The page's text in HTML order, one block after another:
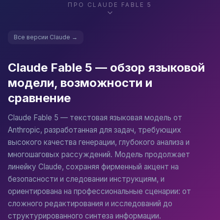
ПРО CLAUDE FABLE 5
Все версии Claude →
Claude Fable 5 — обзор языковой
модели, возможности и
сравнение
Claude Fable 5 — текстовая языковая модель от
Anthropic, разработанная для задач, требующих
высокого качества генерации, глубокого анализа и
многошаговых рассуждений. Модель продолжает
линейку Claude, сохраняя фирменный акцент на
безопасности и следовании инструкциям, и
ориентирована на профессиональные сценарии: от
сложного редактирования и исследований до
структурированного синтеза информации.
Разбирает сложные документы, выделяет ключевые
Создание длинного контента
Генерирует связные лонгриды, технические
Исследования и синтез информации
Обобщает большие массивы текста, сравнивает
Диалоговые сценарии и интервью
Разрабатывает скрипты, анкеты и сценарии
Документация и технические тексты
Пишет README, описания API, руководства